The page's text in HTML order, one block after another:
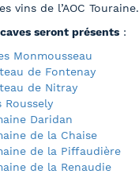
vins de l’AOC Touraine.
seront présents :
Monmousseau
de Fontenay
de Nitray
Roussely
Daridan
de la Chaise
de la Piffaudière
de la Renaudie